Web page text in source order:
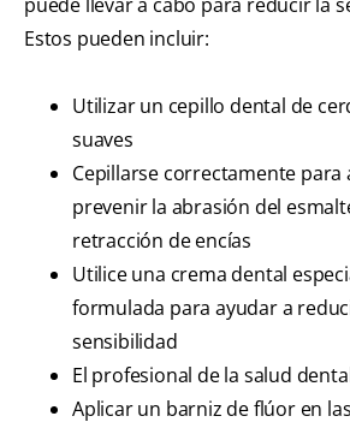
Estos pueden incluir:
Utilizar un cepillo dental de
suaves
Cepillarse correctamente para
prevenir la abrasión del
retracción de encías
Utilice una crema dental
formulada para ayudar a
sensibilidad
El profesional de la salud
Aplicar un barniz de flúor en